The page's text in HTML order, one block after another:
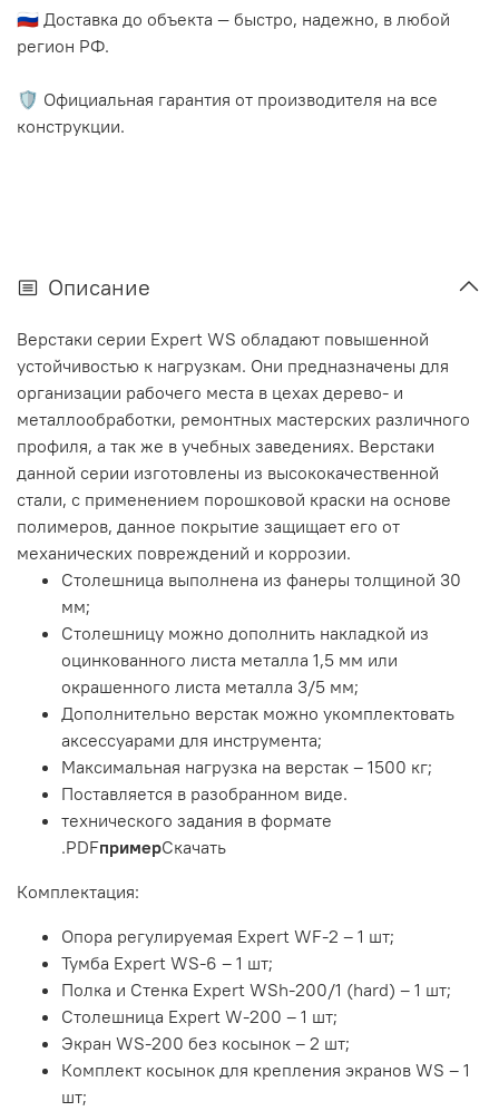
🇷🇺 Доставка до объекта — быстро, надежно, в любой
регион РФ.
🛡️ Официальная гарантия от производителя на все
конструкции.
Описание
Верстаки серии Expert WS обладают повышенной
устойчивостью к нагрузкам. Они предназначены для
организации рабочего места в цехах дерево- и
металлообработки, ремонтных мастерских различного
профиля, а так же в учебных заведениях. Верстаки
данной серии изготовлены из высококачественной
стали, с применением порошковой краски на основе
полимеров, данное покрытие защищает его от
механических повреждений и коррозии.
Столешница выполнена из фанеры толщиной 30
мм;
Столешницу можно дополнить накладкой из
оцинкованного листа металла 1,5 мм или
окрашенного листа металла 3/5 мм;
Дополнительно верстак можно укомплектовать
аксессуарами для инструмента;
Максимальная нагрузка на верстак – 1500 кг;
Поставляется в разобранном виде.
технического задания в формате
.PDFпримерСкачать
Комплектация:
Опора регулируемая Expert WF-2 – 1 шт;
Тумба Expert WS-6 – 1 шт;
Полка и Стенка Expert WSh-200/1 (hard) – 1 шт;
Столешница Expert W-200 – 1 шт;
Экран WS-200 без косынок – 2 шт;
Комплект косынок для крепления экранов WS – 1
шт;